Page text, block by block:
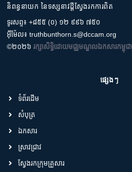
និពន្ធនាយក នៃទស្សនាវដ្តីស្វែងរកការពិត
ទូរសព្ទ៖ +៨៥៥ (០) ១២ ៩៩៦ ៧៥០
អ៊ីម៉ែល៖ truthbunthorn.s@dccam.org
©២០២៦ រក្សាសិទ្ធិដោយមជ្ឈមណ្ឌលឯកសារកម្ពុជា
ផ្សេងៗ
ទំព័រដើម
សំបុត្រ
ឯកសារ
ស្រាវជ្រាវ
ស្វែងរកក្រុមគ្រួសារ